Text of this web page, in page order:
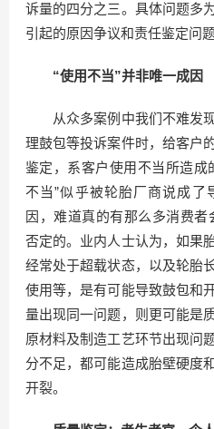
诉量的四分之三。具体问题多
引起的原因争议和责任鉴定问题
“使用不当”并非唯一成因
从众多案例中我们不难发现
理鼓包等投诉案件时，给客户
鉴定，系客户使用不当所造成
不当”似乎被轮胎厂商说成了
因，难道真的有那么多消费者
否定的。业内人士认为，如果
经常处于超载状态，以及轮胎
使用等，是有可能导致鼓包和
量出现同一问题，则更可能是
原材料及制造工艺环节出现问
分不足，都可能造成胎壁硬度
开裂。